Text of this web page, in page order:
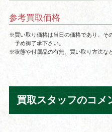
参考買取価格
※買い取り価格は当日の価格であり、そ
予め御了承下さい。
※状態や付属品の有無、買い取り方法な
買取スタッフのコメ